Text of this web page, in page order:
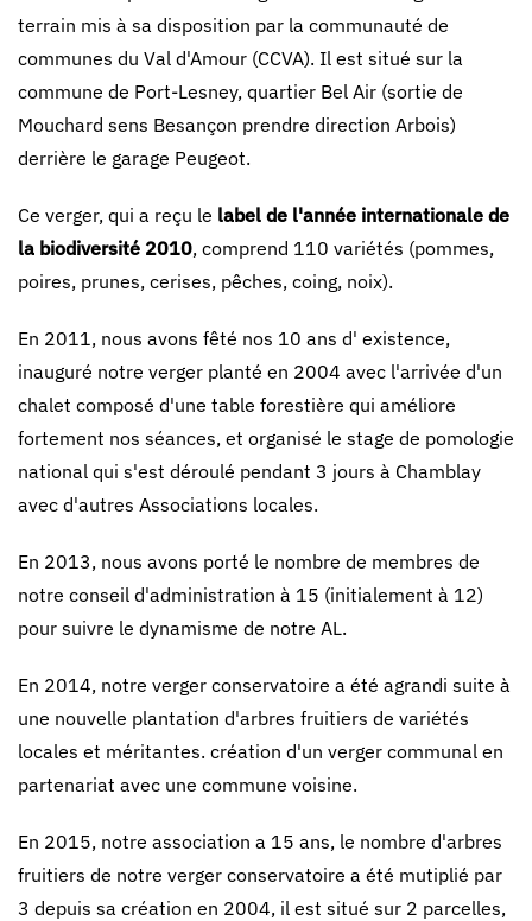
terrain mis à sa disposition par la communauté de
communes du Val d'Amour (CCVA). Il est situé sur la
commune de Port-Lesney, quartier Bel Air (sortie de
Mouchard sens Besançon prendre direction Arbois)
derrière le garage Peugeot.
Ce verger, qui a reçu le label de l'année internationale de
la biodiversité 2010, comprend 110 variétés (pommes,
poires, prunes, cerises, pêches, coing, noix).
En 2011, nous avons fêté nos 10 ans d' existence,
inauguré notre verger planté en 2004 avec l'arrivée d'un
chalet composé d'une table forestière qui améliore
fortement nos séances, et organisé le stage de pomologie
national qui s'est déroulé pendant 3 jours à Chamblay
avec d'autres Associations locales.
En 2013, nous avons porté le nombre de membres de
notre conseil d'administration à 15 (initialement à 12)
pour suivre le dynamisme de notre AL.
En 2014, notre verger conservatoire a été agrandi suite à
une nouvelle plantation d'arbres fruitiers de variétés
locales et méritantes. création d'un verger communal en
partenariat avec une commune voisine.
En 2015, notre association a 15 ans, le nombre d'arbres
fruitiers de notre verger conservatoire a été mutiplié par
3 depuis sa création en 2004, il est situé sur 2 parcelles,